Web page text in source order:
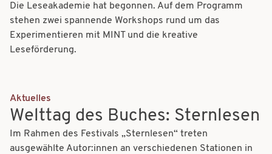
Die Leseakademie hat begonnen. Auf dem Programm
stehen zwei spannende Workshops rund um das
Experimentieren mit MINT und die kreative
Leseförderung.
Aktuelles
Welttag des Buches: Sternlesen
Im Rahmen des Festivals „Sternlesen“ treten
ausgewählte Autor:innen an verschiedenen Stationen in